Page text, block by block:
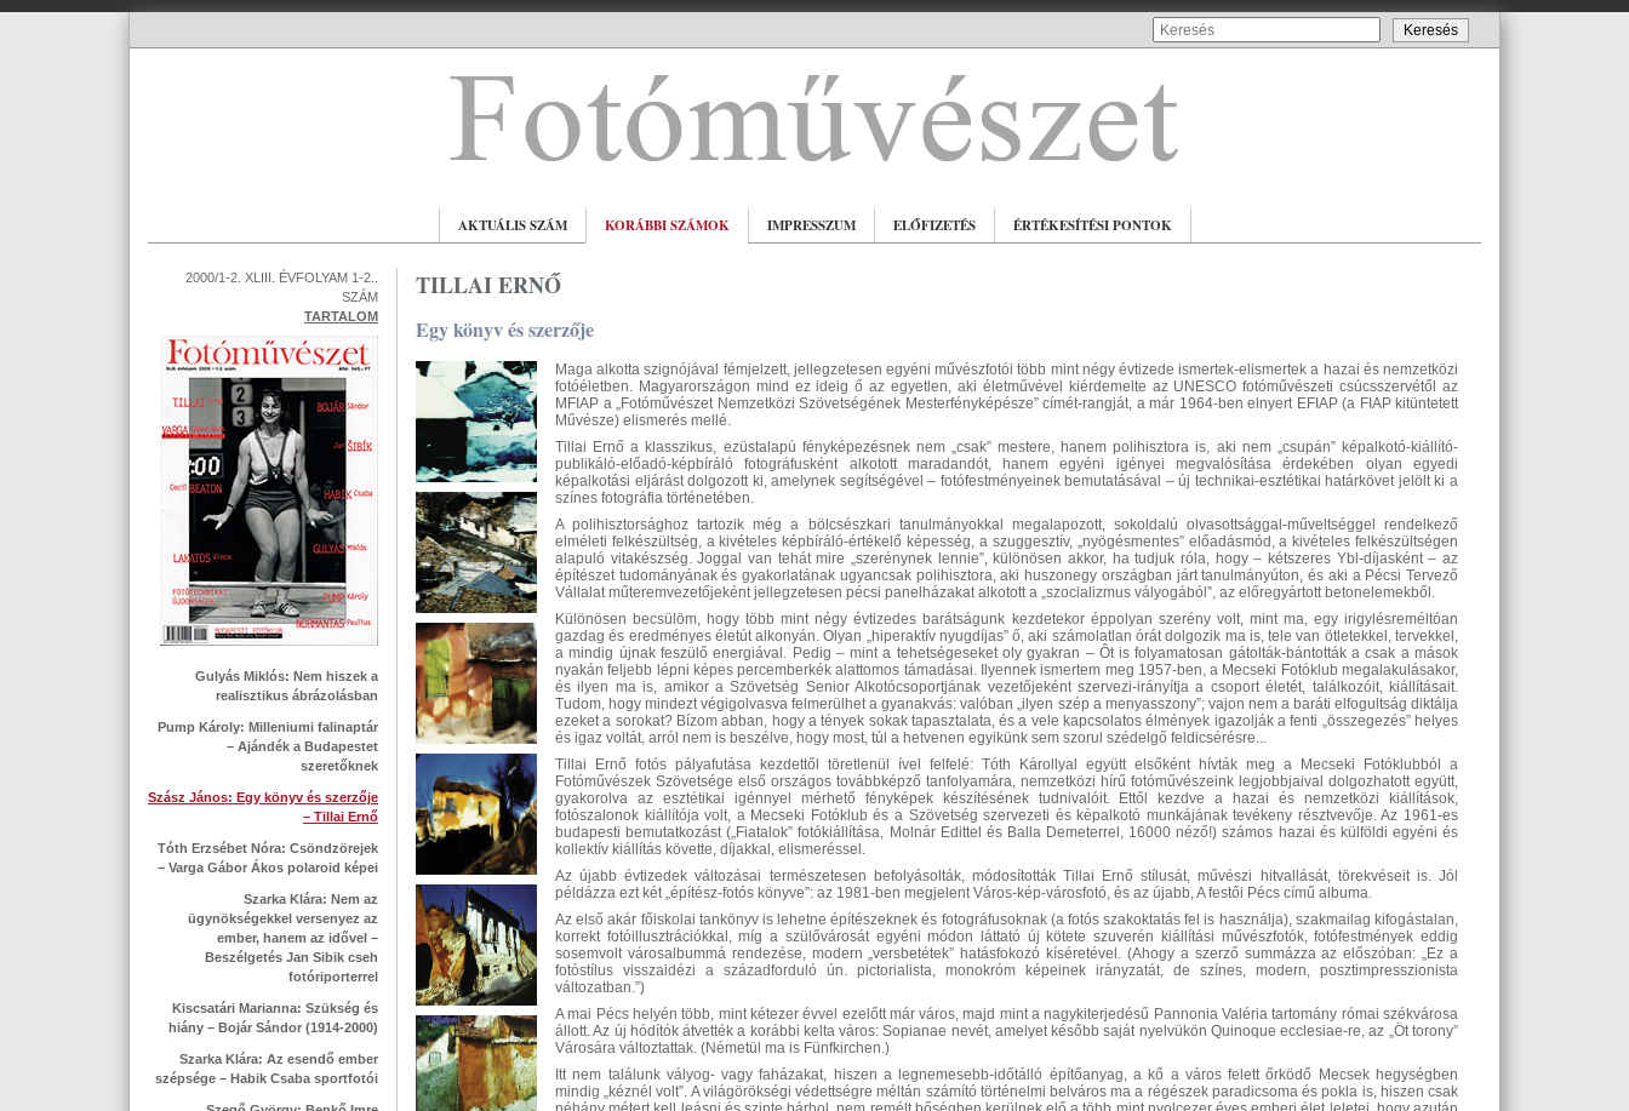
AKTUÁLIS SZÁM KORÁBBI SZÁMOK IMPRESSZUM ELŐFIZETÉS ÉRTÉKESÍTÉSI PONTOK
2000/1-2. XLIII. ÉVFOLYAM 1-2..
SZÁM
TARTALOM
Gulyás Miklós: Nem hiszek a
realisztikus ábrázolásban
Pump Károly: Milleniumi falinaptár
– Ajándék a Budapestet
szeretőknek
Szász János: Egy könyv és szerzője
– Tillai Ernő
Tóth Erzsébet Nóra: Csöndzörejek
– Varga Gábor Ákos polaroid képei
Szarka Klára: Nem az
ügynökségekkel versenyez az
ember, hanem az idővel –
Beszélgetés Jan Sibik cseh
fotóriporterrel
Kiscsatári Marianna: Szükség és
hiány – Bojár Sándor (1914-2000)
Szarka Klára: Az esendő ember
szépsége – Habik Csaba sportfotói
TILLAI ERNŐ
Egy könyv és szerzője
Maga alkotta szignójával fémjelzett, jellegzetesen egyéni művészfotói több mint négy évtizede ismertek-elismertek a hazai és nemzetközi
fotóéletben. Magyarországon mind ez ideig ő az egyetlen, aki életművével kiérdemelte az UNESCO fotóművészeti csúcsszervétől az
MFIAP a „Fotóművészet Nemzetközi Szövetségének Mesterfényképésze” címét-rangját, a már 1964-ben elnyert EFIAP (a FIAP kitüntetett
Művésze) elismerés mellé.
Tillai Ernő a klasszikus, ezüstalapú fényképezésnek nem „csak” mestere, hanem polihisztora is, aki nem „csupán” képalkotó-kiállító-
publikáló-előadó-képbíráló fotográfusként alkotott maradandót, hanem egyéni igényei megvalósítása érdekében olyan egyedi
képalkotási eljárást dolgozott ki, amelynek segítségével – fotófestményeinek bemutatásával – új technikai-esztétikai határkövet jelölt ki a
színes fotográfia történetében.
A polihisztorsághoz tartozik még a bölcsészkari tanulmányokkal megalapozott, sokoldalú olvasottsággal-műveltséggel rendelkező
elméleti felkészültség, a kivételes képbíráló-értékelő képesség, a szuggesztív, „nyögésmentes” előadásmód, a kivételes felkészültségen
alapuló vitakészség. Joggal van tehát mire „szerénynek lennie”, különösen akkor, ha tudjuk róla, hogy – kétszeres Ybl-díjasként – az
építészet tudományának és gyakorlatának ugyancsak polihisztora, aki huszonegy országban járt tanulmányúton, és aki a Pécsi Tervező
Vállalat műteremvezetőjeként jellegzetesen pécsi panelházakat alkotott a „szocializmus vályogából”, az előregyártott betonelemekből.
Különösen becsülöm, hogy több mint négy évtizedes barátságunk kezdetekor éppolyan szerény volt, mint ma, egy irigylésreméltóan
gazdag és eredményes életút alkonyán. Olyan „hiperaktív nyugdíjas” ő, aki számolatlan órát dolgozik ma is, tele van ötletekkel, tervekkel,
a mindig újnak feszülő energiával. Pedig – mint a tehetségeseket oly gyakran – Ôt is folyamatosan gátolták-bántották a csak a mások
nyakán feljebb lépni képes percemberkék alattomos támadásai. Ilyennek ismertem meg 1957-ben, a Mecseki Fotóklub megalakulásakor,
és ilyen ma is, amikor a Szövetség Senior Alkotócsoportjának vezetőjeként szervezi-irányítja a csoport életét, találkozóit, kiállításait.
Tudom, hogy mindezt végigolvasva felmerülhet a gyanakvás: valóban „ilyen szép a menyasszony”; vajon nem a baráti elfogultság diktálja
ezeket a sorokat? Bízom abban, hogy a tények sokak tapasztalata, és a vele kapcsolatos élmények igazolják a fenti „összegezés” helyes
és igaz voltát, arról nem is beszélve, hogy most, túl a hetvenen egyikünk sem szorul szédelgő feldicsérésre...
Tillai Ernő fotós pályafutása kezdettől töretlenül ível felfelé: Tóth Károllyal együtt elsőként hívták meg a Mecseki Fotóklubból a
Fotóművészek Szövetsége első országos továbbképző tanfolyamára, nemzetközi hírű fotóművészeink legjobbjaival dolgozhatott együtt,
gyakorolva az esztétikai igénnyel mérhető fényképek készítésének tudnivalóit. Ettől kezdve a hazai és nemzetközi kiállítások,
fotószalonok kiállítója volt, a Mecseki Fotóklub és a Szövetség szervezeti és képalkotó munkájának tevékeny résztvevője. Az 1961-es
budapesti bemutatkozást („Fiatalok” fotókiállítása, Molnár Edittel és Balla Demeterrel, 16000 néző!) számos hazai és külföldi egyéni és
kollektív kiállítás követte, díjakkal, elismeréssel.
Az újabb évtizedek változásai természetesen befolyásolták, módosították Tillai Ernő stílusát, művészi hitvallását, törekvéseit is. Jól
példázza ezt két „építész-fotós könyve”: az 1981-ben megjelent Város-kép-városfotó, és az újabb, A festői Pécs című albuma.
Az első akár főiskolai tankönyv is lehetne építészeknek és fotográfusoknak (a fotós szakoktatás fel is használja), szakmailag kifogástalan,
korrekt fotóillusztrációkkal, míg a szülővárosát egyéni módon láttató új kötete szuverén kiállítási művészfotók, fotófestmények eddig
sosemvolt városalbummá rendezése, modern „versbetétek” hatásfokozó kíséretével. (Ahogy a szerző summázza az előszóban: „Ez a
fotóstílus visszaidézi a századforduló ún. pictorialista, monokróm képeinek irányzatát, de színes, modern, posztimpresszionista
változatban.”)
A mai Pécs helyén több, mint kétezer évvel ezelőtt már város, majd mint a nagykiterjedésű Pannonia Valéria tartomány római székvárosa
állott. Az új hódítók átvették a korábbi kelta város: Sopianae nevét, amelyet később saját nyelvükön Quinoque ecclesiae-re, az „Öt torony”
Városára változtattak. (Németül ma is Fünfkirchen.)
Itt nem találunk vályog- vagy faházakat, hiszen a legnemesebb-időtálló építőanyag, a kő a város felett őrködő Mecsek hegységben
mindig „kéznél volt”. A világörökségi védettségre méltán számító történelmi belváros ma a régészek paradicsoma és pokla is, hiszen csak